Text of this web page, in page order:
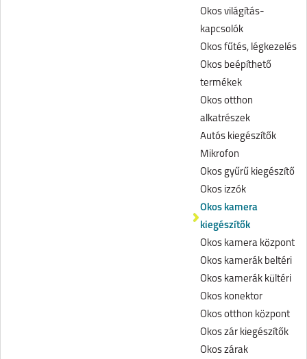
Okos világítás-
kapcsolók
Okos fűtés, légkezelés
Okos beépíthető
termékek
Okos otthon
alkatrészek
Autós kiegészítők
Mikrofon
Okos gyűrű kiegészítő
Okos izzók
Okos kamera
kiegészítők
Okos kamera központ
Okos kamerák beltéri
Okos kamerák kültéri
Okos konektor
Okos otthon központ
Okos zár kiegészítők
Okos zárak